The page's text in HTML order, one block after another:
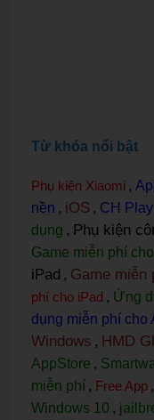
Từ khóa nổi bật
Phụ kiện Xiaomi ,
nền , iOS , CH Play
dụng , Phụ kiện
Game miễn phí
iPad , Game miễn
phí cho iPad , Ứng
dụng miễn phí cho
Windows , HMD
AppStore ,
miễn phí , Free App ,
Windows 10 ,